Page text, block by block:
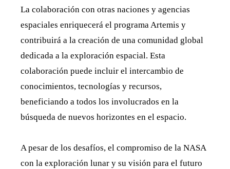
La colaboración con otras naciones y agencias
espaciales enriquecerá el programa Artemis y
contribuirá a la creación de una comunidad global
dedicada a la exploración espacial. Esta
colaboración puede incluir el intercambio de
conocimientos, tecnologías y recursos,
beneficiando a todos los involucrados en la
búsqueda de nuevos horizontes en el espacio.
A pesar de los desafíos, el compromiso de la NASA
con la exploración lunar y su visión para el futuro